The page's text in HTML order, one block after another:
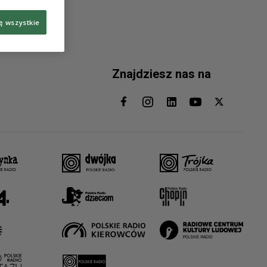
Znajdziesz nas na
wszystkie